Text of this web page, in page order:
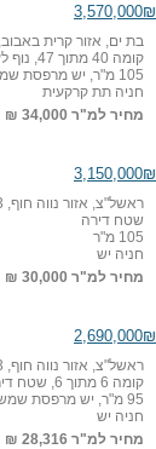
בת ים, אזור קרית באבוב, 3 חדרי שינה + סלון
קומה 40 מתוך 47, נוף לעיר, שטח דירה
105 מ"ר, יש מרפסת שמש 1
חניה תת קרקעית
מחיר למ"ר 34,000 ₪
ראשל"צ, אזור נווה חוף, 3 חדרי שינה + סלון
שטח דירה
105 מ"ר
חניה יש
מחיר למ"ר 30,000 ₪
ראשל"צ, אזור נווה חוף, 3 חדרי שינה + סלון
קומה 6 מתוך 6, שטח דירה
95 מ"ר, יש מרפסת שמש 1
חניה יש
מחיר למ"ר 28,316 ₪